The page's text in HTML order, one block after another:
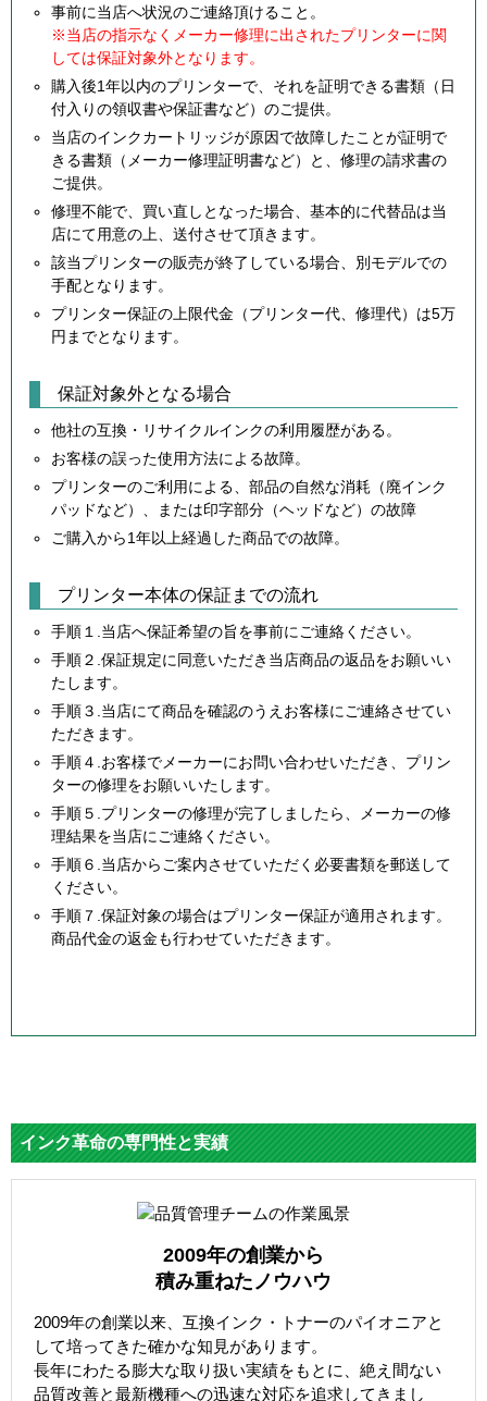
事前に当店へ状況のご連絡頂けること。
※当店の指示なくメーカー修理に出されたプリンターに関
しては保証対象外となります。
購入後1年以内のプリンターで、それを証明できる書類（日
付入りの領収書や保証書など）のご提供。
当店のインクカートリッジが原因で故障したことが証明で
きる書類（メーカー修理証明書など）と、修理の請求書の
ご提供。
修理不能で、買い直しとなった場合、基本的に代替品は当
店にて用意の上、送付させて頂きます。
該当プリンターの販売が終了している場合、別モデルでの
手配となります。
プリンター保証の上限代金（プリンター代、修理代）は5万
円までとなります。
保証対象外となる場合
他社の互換・リサイクルインクの利用履歴がある。
お客様の誤った使用方法による故障。
プリンターのご利用による、部品の自然な消耗（廃インク
パッドなど）、または印字部分（ヘッドなど）の故障
ご購入から1年以上経過した商品での故障。
プリンター本体の保証までの流れ
手順１.当店へ保証希望の旨を事前にご連絡ください。
手順２.保証規定に同意いただき当店商品の返品をお願いい
たします。
手順３.当店にて商品を確認のうえお客様にご連絡させてい
ただきます。
手順４.お客様でメーカーにお問い合わせいただき、プリン
ターの修理をお願いいたします。
手順５.プリンターの修理が完了しましたら、メーカーの修
理結果を当店にご連絡ください。
手順６.当店からご案内させていただく必要書類を郵送して
ください。
手順７.保証対象の場合はプリンター保証が適用されます。
商品代金の返金も行わせていただきます。
インク革命の専門性と実績
2009年の創業から
積み重ねたノウハウ
2009年の創業以来、互換インク・トナーのパイオニアと
して培ってきた確かな知見があります。
長年にわたる膨大な取り扱い実績をもとに、絶え間ない
品質改善と最新機種への迅速な対応を追求してきまし